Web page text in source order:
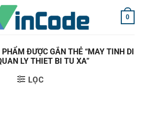
0
ĐƯỢC GẮN THẺ “MAY TINH DI
LY THIET BI TU XA”
LỌC